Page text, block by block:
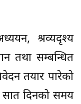
श्रव्यदृश्य
तथा सम्बन्धित
तयार पारेको
सात दिनको समय